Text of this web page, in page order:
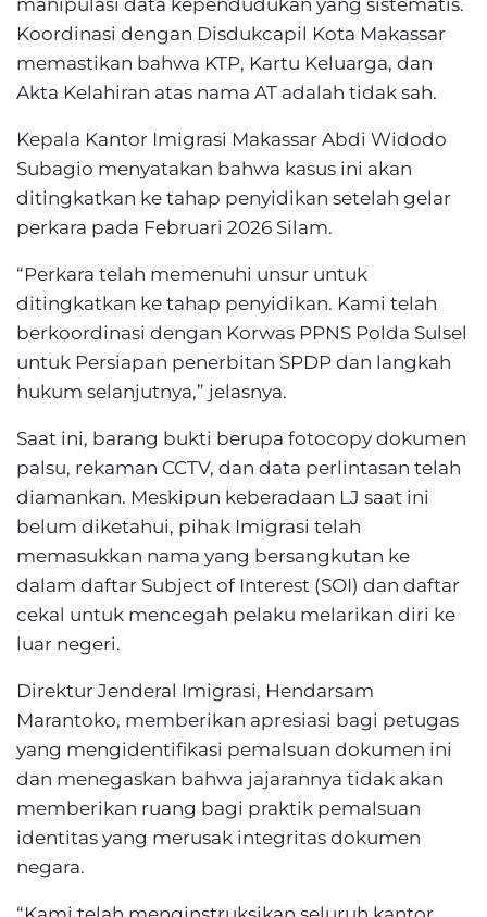
manipulasi data kependudukan yang sistematis.
Koordinasi dengan Disdukcapil Kota Makassar
memastikan bahwa KTP, Kartu Keluarga, dan
Akta Kelahiran atas nama AT adalah tidak sah.
Kepala Kantor Imigrasi Makassar Abdi Widodo
Subagio menyatakan bahwa kasus ini akan
ditingkatkan ke tahap penyidikan setelah gelar
perkara pada Februari 2026 Silam.
“Perkara telah memenuhi unsur untuk
ditingkatkan ke tahap penyidikan. Kami telah
berkoordinasi dengan Korwas PPNS Polda Sulsel
untuk Persiapan penerbitan SPDP dan langkah
hukum selanjutnya,” jelasnya.
Saat ini, barang bukti berupa fotocopy dokumen
palsu, rekaman CCTV, dan data perlintasan telah
diamankan. Meskipun keberadaan LJ saat ini
belum diketahui, pihak Imigrasi telah
memasukkan nama yang bersangkutan ke
dalam daftar Subject of Interest (SOI) dan daftar
cekal untuk mencegah pelaku melarikan diri ke
luar negeri.
Direktur Jenderal Imigrasi, Hendarsam
Marantoko, memberikan apresiasi bagi petugas
yang mengidentifikasi pemalsuan dokumen ini
dan menegaskan bahwa jajarannya tidak akan
memberikan ruang bagi praktik pemalsuan
identitas yang merusak integritas dokumen
negara.